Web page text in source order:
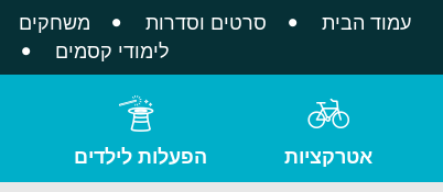
עמוד הבית סרטים וסדרות משחקים
לימודי קסמים
אטרקציות הפעלות לילדים